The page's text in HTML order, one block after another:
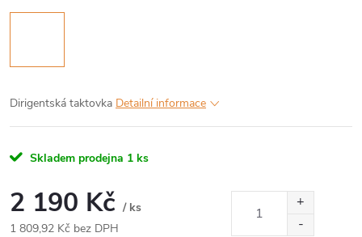
Dirigentská taktovka Detailní informace
Skladem prodejna 1 ks
2 190 Kč / ks
1 809,92 Kč bez DPH